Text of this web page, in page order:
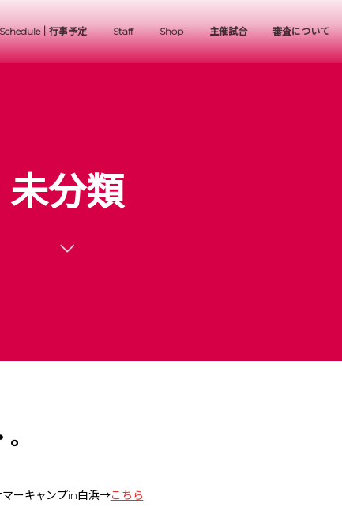
Schedule｜行事予定 Staff Shop 主催試合 審査について
未分類
ーキャンプin白浜→こちら